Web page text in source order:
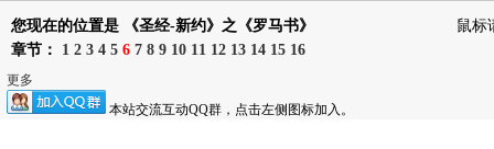
您现在的位置是 《圣经-新约》之《罗马书》
鼠标
章节： 1 2 3 4 5 6 7 8 9 10 11 12 13 14 15 16
更多
本站交流互动QQ群，点击左侧图标加入。